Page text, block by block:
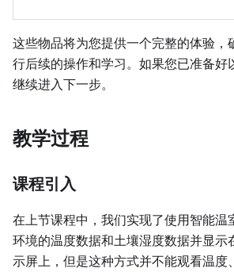
这些物品将为您提供一个完整的体验，
行后续的操作和学习。如果您已准备好
继续进入下一步。
教学过程
课程引入
在上节课程中，我们实现了使用智能温
环境的温度数据和土壤湿度数据并显
示屏上，但是这种方式并不能观看温度